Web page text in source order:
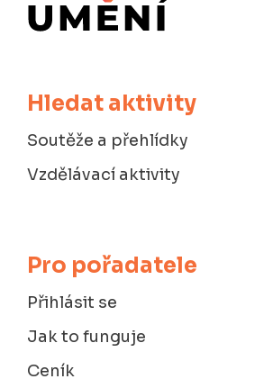
Hledat aktivity
Soutěže a přehlídky
Vzdělávací aktivity
Pro pořadatele
Přihlásit se
Jak to funguje
Ceník